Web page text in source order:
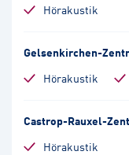
Hörakustik
Gelsenkirchen-
Hörakustik
Castrop-Rauxel-
Hörakustik